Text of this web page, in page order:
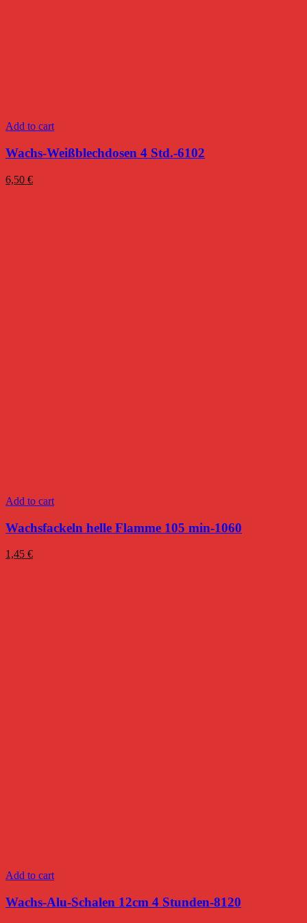
Add to cart
Wachs-Weißblechdosen 4 Std.-6102
6,50 €
Add to cart
Wachsfackeln helle Flamme 105 min-1060
1,45 €
Add to cart
Wachs-Alu-Schalen 12cm 4 Stunden-8120